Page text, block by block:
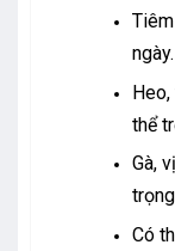
ngày.
thể
Gà,
Có